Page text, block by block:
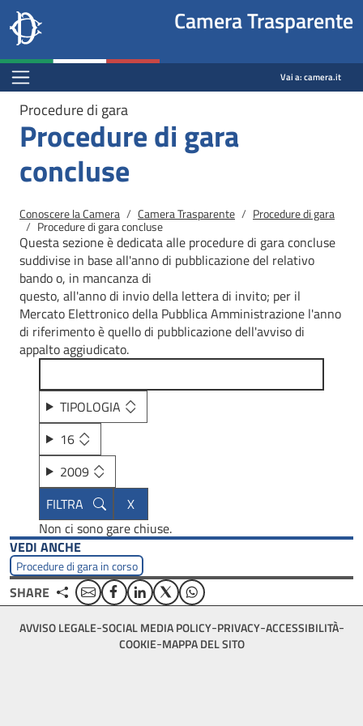
Salta al contenuto principale
Salta al menu di navigazione
Site
header
block
Camera dei deputati
Camera Trasparente
Menu Bar block
Vai a:camera.it
Procedure di gara
Procedure di gara
concluse
Briciole di pane
Conoscere la Camera Camera Trasparente Procedure di gara
Procedure di gara concluse
Questa sezione è dedicata alle procedure di gara concluse
suddivise in base all'anno di pubblicazione del relativo
bando o, in mancanza di
questo, all'anno di invio della lettera di invito; per il
Mercato Elettronico della Pubblica Amministrazione l'anno
di riferimento è quello di pubblicazione dell'avviso di
appalto aggiudicato.
TIPOLOGIA
16
2009
Non ci sono gare chiuse.
VEDI ANCHE
Procedure di gara in corso
SHARE EmailFacebookLinkedinTwitterWhatsApp
Footer
bottom
AVVISO LEGALE SOCIAL MEDIA POLICY PRIVACY ACCESSIBILITÀ
COOKIE MAPPA DEL SITO
Fine pagina
Salta al contenuto principale
Salta al menu di navigazione
Vai a inizio pagina